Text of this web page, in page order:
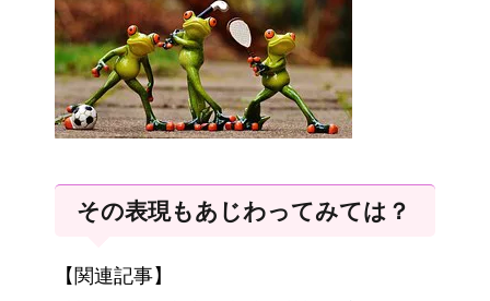
その表現もあじわってみては？
【関連記事】